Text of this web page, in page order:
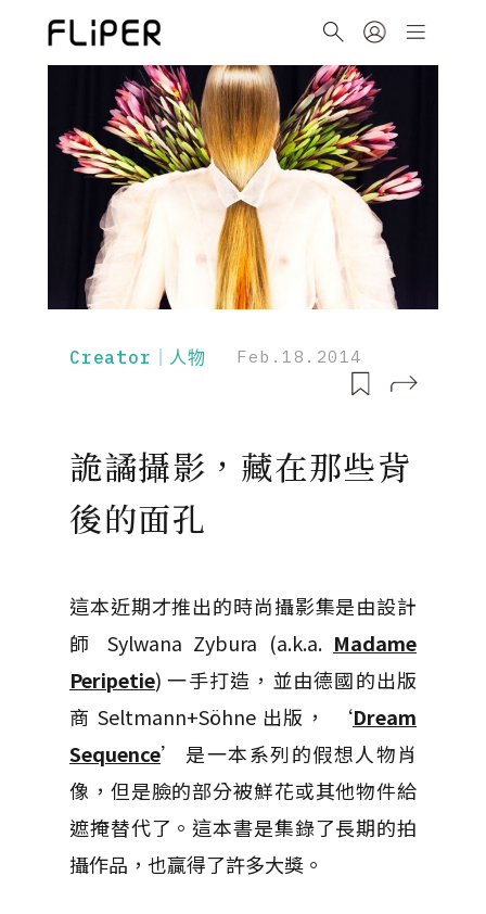
Creator｜人物 Feb.18.2014
詭譎攝影，藏在那些背
後的面孔
這本近期才推出的時尚攝影集是由設計
師 Sylwana Zybura (a.k.a. Madame
Peripetie) 一手打造，並由德國的出版
商 Seltmann+Söhne 出版， ‘Dream
Sequence’ 是一本系列的假想人物肖
像，但是臉的部分被鮮花或其他物件給
遮掩替代了。這本書是集錄了長期的拍
攝作品，也贏得了許多大獎。